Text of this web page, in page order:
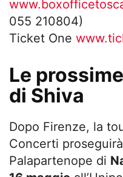
055 210804)
Ticket One
Le
di Shiva
Dopo Firenze, la
Concerti
Palapartenope di